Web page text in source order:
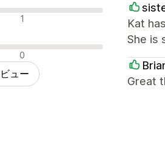
ー 1
ー0
ュー
Kat
She is
Great